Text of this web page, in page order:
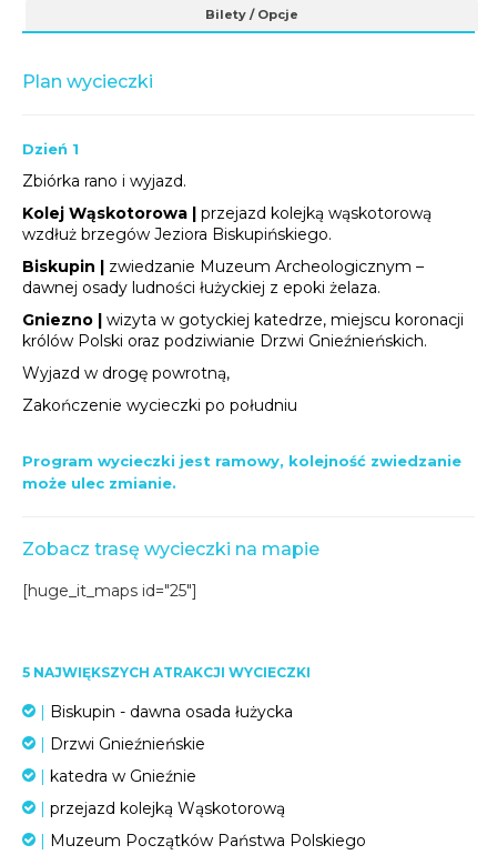
Bilety / Opcje
Plan wycieczki
Dzień 1
Zbiórka rano i wyjazd.
Kolej Wąskotorowa |
przejazd kolejką wąskotorową
wzdłuż brzegów Jeziora Biskupińskiego.
Biskupin | zwiedzanie Muzeum Archeologicznym –
dawnej osady ludności łużyckiej z epoki żelaza.
Gniezno | wizyta w gotyckiej katedrze, miejscu koronacji
królów Polski oraz podziwianie Drzwi Gnieźnieńskich.
Wyjazd w drogę powrotną,
Zakończenie wycieczki po południu
Program wycieczki jest ramowy, kolejność zwiedzanie
może ulec zmianie.
Zobacz trasę wycieczki na mapie
[huge_it_maps id="25"]
5 NAJWIĘKSZYCH ATRAKCJI WYCIECZKI
| Biskupin - dawna osada łużycka
| Drzwi Gnieźnieńskie
| katedra w Gnieźnie
| przejazd kolejką Wąskotorową
| Muzeum Początków Państwa Polskiego